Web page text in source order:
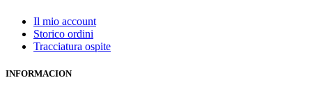
Il mio account
Storico ordini
Tracciatura ospite
INFORMACION